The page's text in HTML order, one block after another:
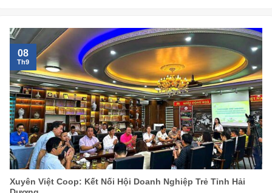
Xuyên Việt Coop: Kết Nối Hội Doanh Nghiệp Trẻ Tỉnh Hải
08
Th9